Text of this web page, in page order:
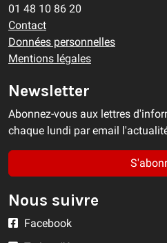
01 48 10 86 20
Contact
Données personnelles
Mentions légales
Newsletter
Abonnez-vous aux lettres
chaque lundi par email
Nous suivre
Facebook